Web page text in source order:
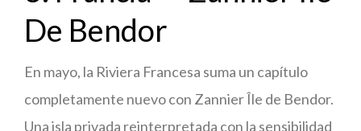
De Bendor
En mayo, la Riviera Francesa suma un capítulo
completamente nuevo con Zannier Île de Bendor.
Una isla privada reinterpretada con la sensibilidad